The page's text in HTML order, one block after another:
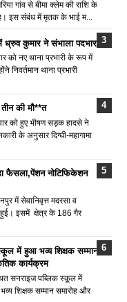
गांव से बीमा क्लेम की राशि के
इस संबंध में मृतक के भाई म...
ध्रुव कुमार ने संभाला पदभार
को नए थाना प्रभारी के रूप में
निवर्तमान थाना प्रभारी
की मौ**त
को हुए भीषण सड़क हादसे ने
के अनुसार दिग्घी-महागामा
फैसला,पेंशन नोटिफिकेशन
में सेवानिवृत्त मदरसा व
इसमें क्षेत्र के 186 गैर
में हुआ भव्य शिक्षक सम्मान
कार्यक्रम
सनराइज पब्लिक स्कूल में
शिक्षक सम्मान समारोह और